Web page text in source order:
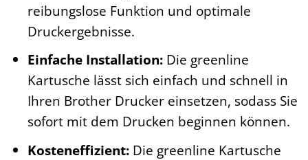
reibungslose Funktion und optimale
Druckergebnisse.
Einfache Installation:Die greenline
Kartusche lässt sich einfach und schnell in
Ihren Brother Drucker einsetzen, sodass Sie
sofort mit dem Drucken beginnen können.
Kosteneffizient:Die greenline Kartusche